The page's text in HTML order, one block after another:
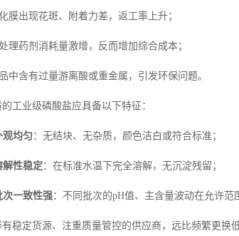
膜出现花斑、附着力差，返工率上升；
理药剂消耗量激增，反而增加综合成本；
中含有过量游离酸或重金属，引发环保问题。
工业级磷酸盐应具备以下特征：
观均匀 ：无结块、无杂质，颜色洁白或符合标准；
解性稳定：在标准水温下完全溶解，无沉淀残留；
次一致性强：不同批次的pH值、主含量波动在允许范
稳定货源、注重质量管控的供应商，远比频繁更换